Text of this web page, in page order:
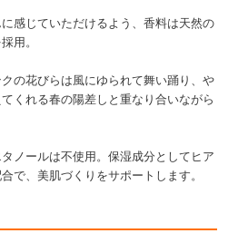
感じていただけるよう、香料は天然の
用。
の花びらは風にゆられて舞い踊り、や
くれる春の陽差しと重なり合いながら
ノールは不使用。保湿成分としてヒア
で、美肌づくりをサポートします。